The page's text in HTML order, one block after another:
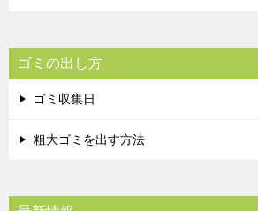
ゴミの出し方
ゴミ収集日
粗大ゴミを出す方法